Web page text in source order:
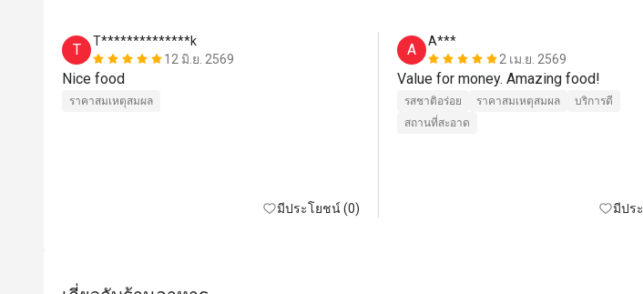
T
T**************k
12 มิ.ย. 2569
Nice food
ราคาสมเหตุสมผล
มีประโยชน์ (0)
A
A***
2 เม.ย. 2569
Value for money. Amazing food!
รสชาติอร่อย ราคาสมเหตุสมผล
บริการดี
สถานที่สะอาด
มีปร